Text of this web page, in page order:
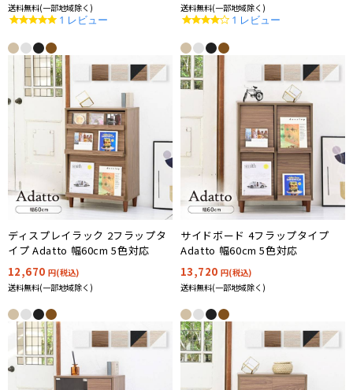
送料無料(一部地域除く)
5.0
rating
1 レビュー
送料無料(一部地域除く)
4.0
rating
1 レビュー
ディスプレイラック 2フラップタ
イプ Adatto 幅60cm 5色対応
12,670 円(税込)
送料無料(一部地域除く)
サイドボード 4フラップタイプ
Adatto 幅60cm 5色対応
13,720 円(税込)
送料無料(一部地域除く)